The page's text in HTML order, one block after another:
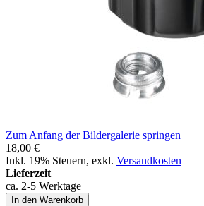
Zum Anfang der Bildergalerie springen
18,00 €
Inkl. 19% Steuern, exkl. Versandkosten
Lieferzeit
ca. 2-5 Werktage
In den Warenkorb